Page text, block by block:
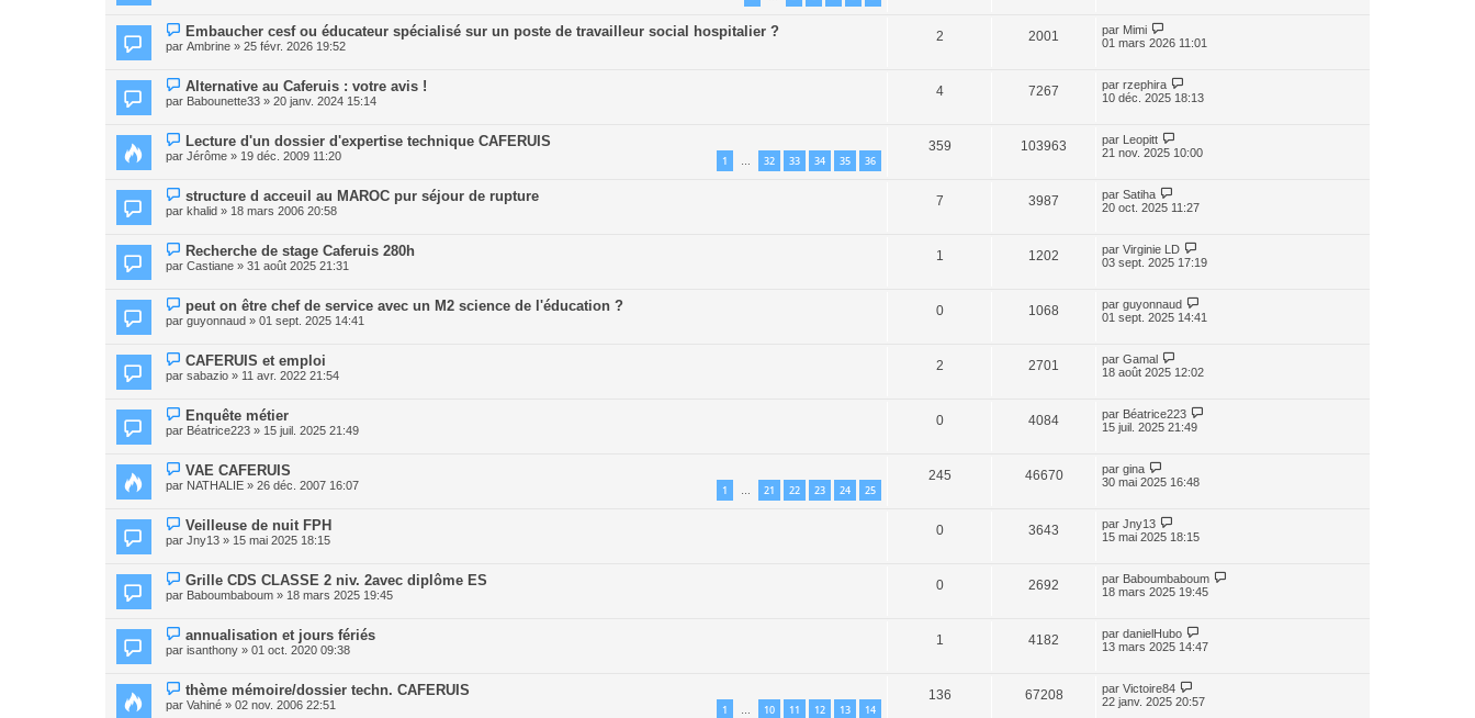
Embaucher cesf ou éducateur spécialisé sur un poste de travailleur social hospitalier ?
par Ambrine » 25 févr. 2026 19:52
2 2001 par Mimi
01 mars 2026 11:01
Alternative au Caferuis : votre avis !
par Babounette33 » 20 janv. 2024 15:14
4 7267 par rzephira
10 déc. 2025 18:13
Lecture d'un dossier d'expertise technique CAFERUIS
par Jérôme » 19 déc. 2009 11:20 1 … 32 33 34 35 36
359 103963 par Leopitt
21 nov. 2025 10:00
structure d acceuil au MAROC pur séjour de rupture
par khalid » 18 mars 2006 20:58
7 3987 par Satiha
20 oct. 2025 11:27
Recherche de stage Caferuis 280h
par Castiane » 31 août 2025 21:31
1 1202 par Virginie LD
03 sept. 2025 17:19
peut on être chef de service avec un M2 science de l'éducation ?
par guyonnaud » 01 sept. 2025 14:41
0 1068 par guyonnaud
01 sept. 2025 14:41
CAFERUIS et emploi
par sabazio » 11 avr. 2022 21:54
2 2701 par Gamal
18 août 2025 12:02
Enquête métier
par Béatrice223 » 15 juil. 2025 21:49
0 4084 par Béatrice223
15 juil. 2025 21:49
VAE CAFERUIS
par NATHALIE » 26 déc. 2007 16:07 1 … 21 22 23 24 25
245 46670 par gina
30 mai 2025 16:48
Veilleuse de nuit FPH
par Jny13 » 15 mai 2025 18:15
0 3643 par Jny13
15 mai 2025 18:15
Grille CDS CLASSE 2 niv. 2avec diplôme ES
par Baboumbaboum » 18 mars 2025 19:45
0 2692 par Baboumbaboum
18 mars 2025 19:45
annualisation et jours fériés
par isanthony » 01 oct. 2020 09:38
1 4182 par danielHubo
13 mars 2025 14:47
thème mémoire/dossier techn. CAFERUIS
par Vahiné » 02 nov. 2006 22:51 1 … 10 11 12 13 14
136 67208 par Victoire84
22 janv. 2025 20:57